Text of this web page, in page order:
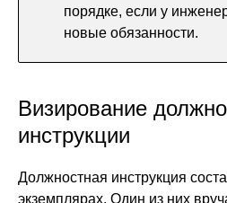
порядке, если у
новые обязанности.
Визирование
инструкции
Должностная инструкция
экземплярах. Один из них